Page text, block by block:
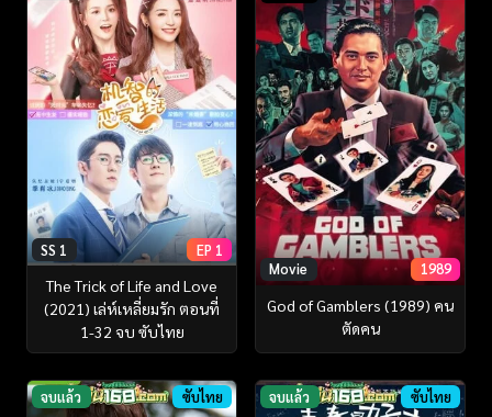
SS 1 EP 1
The Trick of Life and Love
(2021) เล่ห์เหลี่ยมรัก ตอนที่
1-32 จบ ซับไทย
Movie 1989
God of Gamblers (1989) คน
ตัดคน
จบแล้ว ซับไทย จบแล้ว ซับไทย